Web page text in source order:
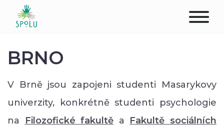
PODPOŘTE NÁS
PŮSOBIŠTĚ
BRNO
V Brně jsou zapojeni studenti Masarykovy
univerzity, konkrétně studenti psychologie
na
Filozofické fakultě a Fakultě sociálních